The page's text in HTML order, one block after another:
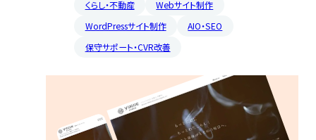
くらし・不動産
Webサイト制作
WordPressサイト制作
AIO・SEO
保守サポート・CVR改善